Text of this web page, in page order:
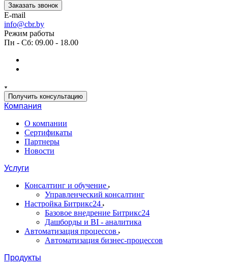
Заказать звонок
E-mail
info@cbr.by
Режим работы
Пн - Сб: 09.00 - 18.00
Получить консультацию
Компания
О компании
Сертификаты
Партнеры
Новости
Услуги
Консалтинг и обучение
Управленческий консалтинг
Настройка Битрикс24
Базовое внедрение Битрикс24
Дашборды и BI - аналитика
Автоматизация процессов
Автоматизация бизнес-процессов
Продукты